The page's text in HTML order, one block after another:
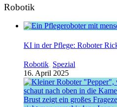
Robotik
KI in der Pflege: Roboter
Robotik, Spezial
16. April 2025